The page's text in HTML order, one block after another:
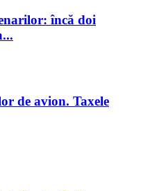
încă doi
de avion. Taxele